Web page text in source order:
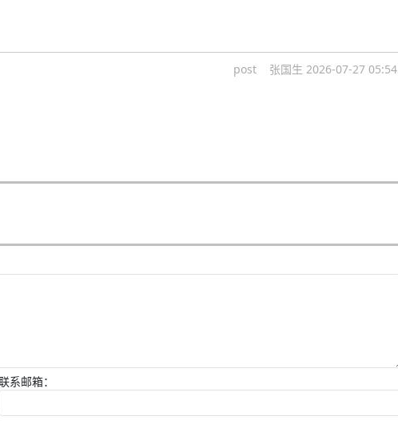
post 张国生 2026-07-27 05:54
系邮箱：